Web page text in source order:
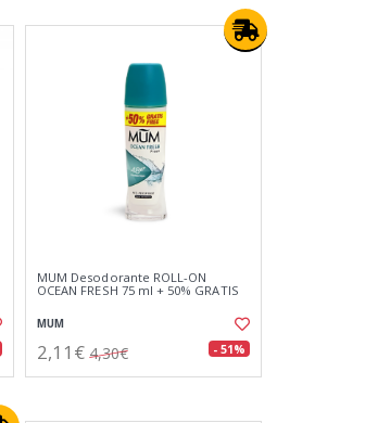
MUM Desodorante ROLL-ON
OCEAN FRESH 75 ml + 50% GRATIS
MUM
2,11€ 4,30€ - 51%